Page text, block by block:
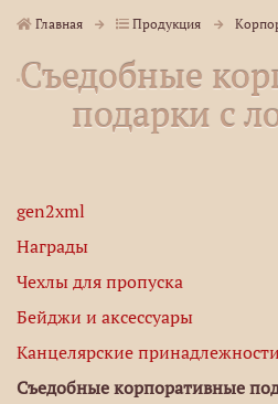
Главная Продукция
Съедобные
подарки с
gen2xml
Награды
Чехлы для пропуска
Бейджи и аксессуары
Канцелярские принадлежности
Съедобные корпоративные